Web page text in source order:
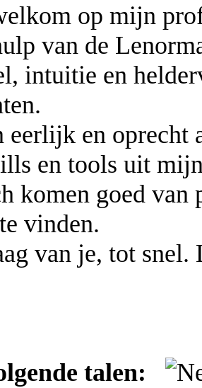
op mijn
van de
intuitie en
eerlijk en
en tools uit
komen goed van
vinden.
van je, tot snel.
talen: